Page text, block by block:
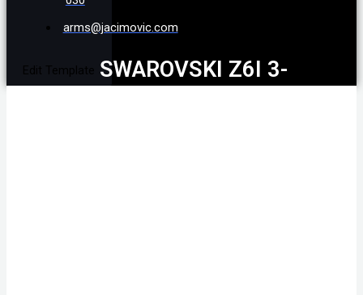
arms@jacimovic.com
Edit Template SWAROVSKI Z6I 3-